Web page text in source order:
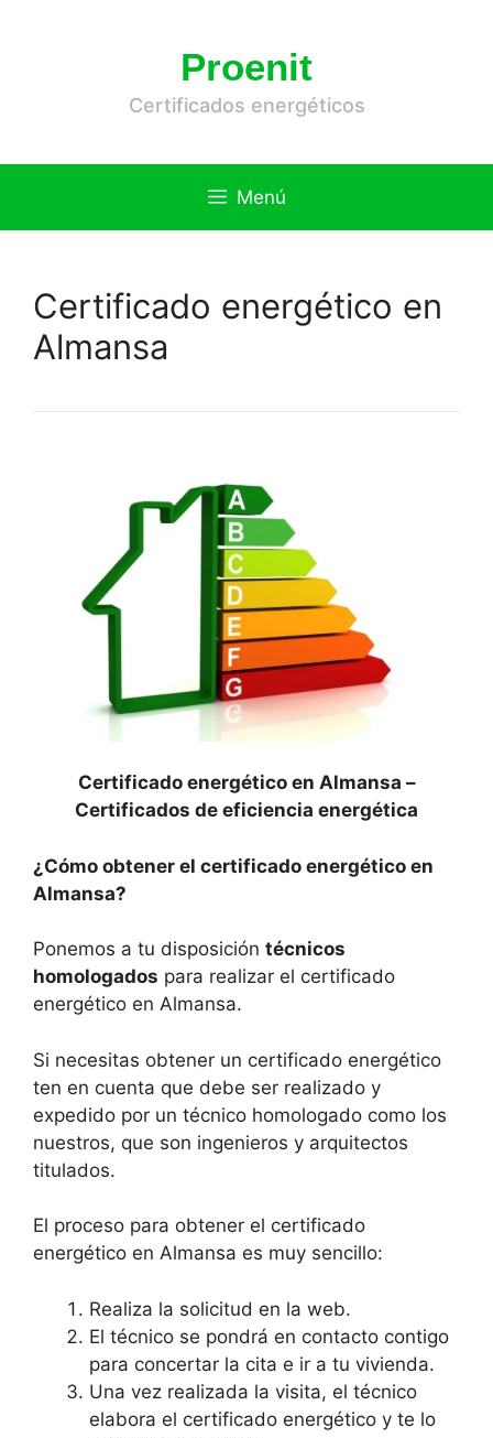
Proenit
Certificados energéticos
Menú
Certificado energético en
Almansa
Certificado energético en Almansa –
Certificados de eficiencia energética
¿Cómo obtener el certificado energético en
Almansa?
Ponemos a tu disposición técnicos
homologados para realizar el certificado
energético en Almansa.
Si necesitas obtener un certificado energético
ten en cuenta que debe ser realizado y
expedido por un técnico homologado como los
nuestros, que son ingenieros y arquitectos
titulados.
El proceso para obtener el certificado
energético en Almansa es muy sencillo:
Realiza la solicitud en la web.
El técnico se pondrá en contacto contigo
para concertar la cita e ir a tu vivienda.
Una vez realizada la visita, el técnico
elabora el certificado energético y te lo